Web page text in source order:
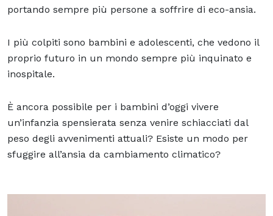
portando sempre più persone a soffrire di eco-ansia.
I più colpiti sono bambini e adolescenti, che vedono il
proprio futuro in un mondo sempre più inquinato e
inospitale.
È ancora possibile per i bambini d’oggi vivere
un’infanzia spensierata senza venire schiacciati dal
peso degli avvenimenti attuali? Esiste un modo per
sfuggire all’ansia da cambiamento climatico?